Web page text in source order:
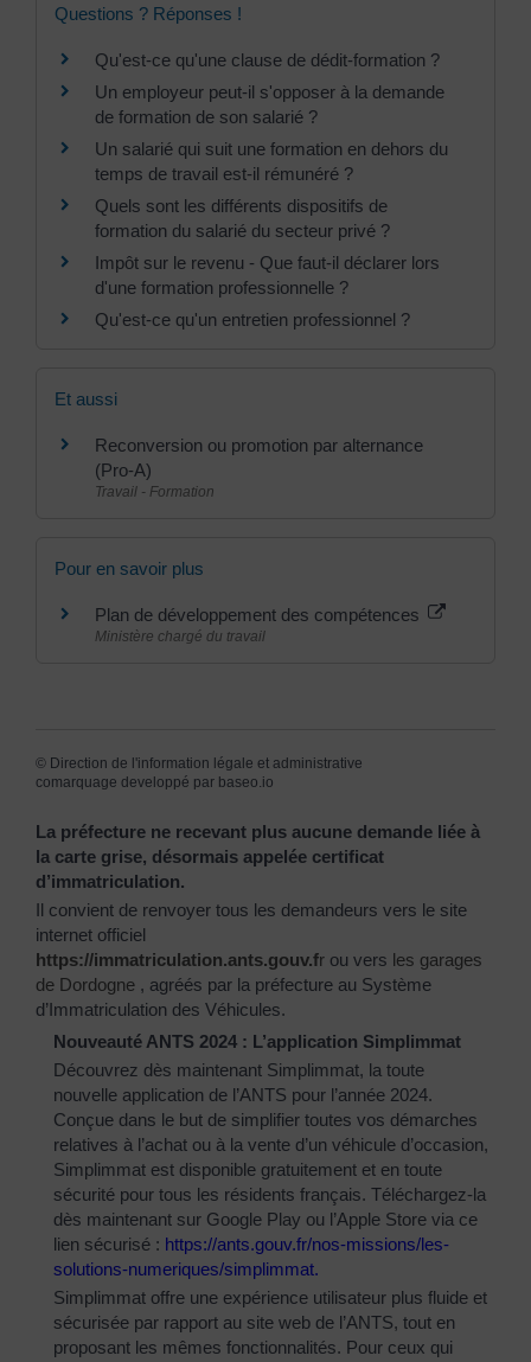
Questions ? Réponses !
Qu'est-ce qu'une clause de dédit-formation ?
Un employeur peut-il s'opposer à la demande
de formation de son salarié ?
Un salarié qui suit une formation en dehors du
temps de travail est-il rémunéré ?
Quels sont les différents dispositifs de
formation du salarié du secteur privé ?
Impôt sur le revenu - Que faut-il déclarer lors
d'une formation professionnelle ?
Qu'est-ce qu'un entretien professionnel ?
Et aussi
Reconversion ou promotion par alternance
(Pro-A)
Travail - Formation
Pour en savoir plus
Plan de développement des compétences
Ministère chargé du travail
© Direction de l'information légale et administrative
comarquage developpé par baseo.io
La préfecture ne recevant plus aucune demande liée à
la carte grise, désormais appelée certificat
d’immatriculation.
Il convient de renvoyer tous les demandeurs vers le site
internet officiel
https://immatriculation.ants.gouv.fr ou vers les garages
de Dordogne , agréés par la préfecture au Système
d’Immatriculation des Véhicules.
Nouveauté ANTS 2024 : L’application Simplimmat
Découvrez dès maintenant Simplimmat, la toute
nouvelle application de l’ANTS pour l’année 2024.
Conçue dans le but de simplifier toutes vos démarches
relatives à l’achat ou à la vente d’un véhicule d’occasion,
Simplimmat est disponible gratuitement et en toute
sécurité pour tous les résidents français. Téléchargez-la
dès maintenant sur Google Play ou l’Apple Store via ce
lien sécurisé : https://ants.gouv.fr/nos-missions/les-
solutions-numeriques/simplimmat.
Simplimmat offre une expérience utilisateur plus fluide et
sécurisée par rapport au site web de l’ANTS, tout en
proposant les mêmes fonctionnalités. Pour ceux qui